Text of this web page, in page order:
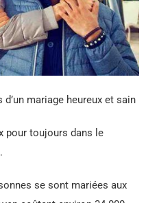
mariage heureux et sain
pour toujours dans le
se sont mariées aux